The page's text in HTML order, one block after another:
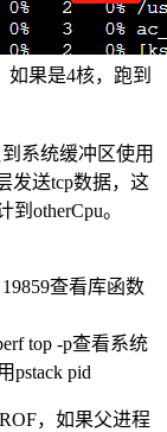
如果是4核，跑到
系统缓冲区使用
发送tcp数据，这
otherCpu。
查看库函数
top -p查看系统
pstack pid
，如果父进程